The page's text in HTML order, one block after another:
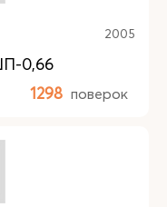
2005
0,66
1298 поверок